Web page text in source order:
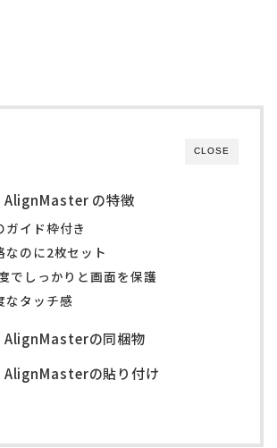
CLOSE
の特徴
ガイド枠付き
なのに2枚セット
でしっかりと画面を保護
なタッチ感
の同梱物
の貼り付け